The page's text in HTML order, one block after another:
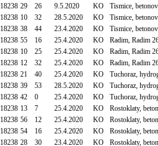
18238 29 26 9.5.2020 KO
Tismice,
18238 10 32 28.5.2020 KO
Tismice,
18238 38 44 23.4.2020 KO
Tismice,
18238 55 16 25.4.2020 KO
Radim, Radim
18238 10 25 25.4.2020 KO
Radim, Radim
18238 12 32 25.4.2020 KO
Radim, Radim
18238 21 40 25.4.2020 KO
Tuchoraz,
18238 39 53 28.5.2020 KO
Tuchoraz,
18238 42 0 25.4.2020 KO
Tuchoraz,
18238 13 7 25.4.2020 KO
Rostoklaty,
18238 56 12 25.4.2020 KO
Rostoklaty,
18238 54 16 25.4.2020 KO
Rostoklaty,
18238 28 30 23.4.2020 KO
Rostoklaty,